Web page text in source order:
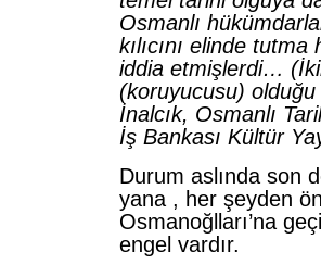
Osmanlı
kılıcını elinde
iddia etmişlerdi…
(koruyucusu) olduğu
İnalcık, Osmanlı
İş Bankası Kültür
Durum aslında son
yana , her şeyden
Osmanoğlları’na
engel vardır.